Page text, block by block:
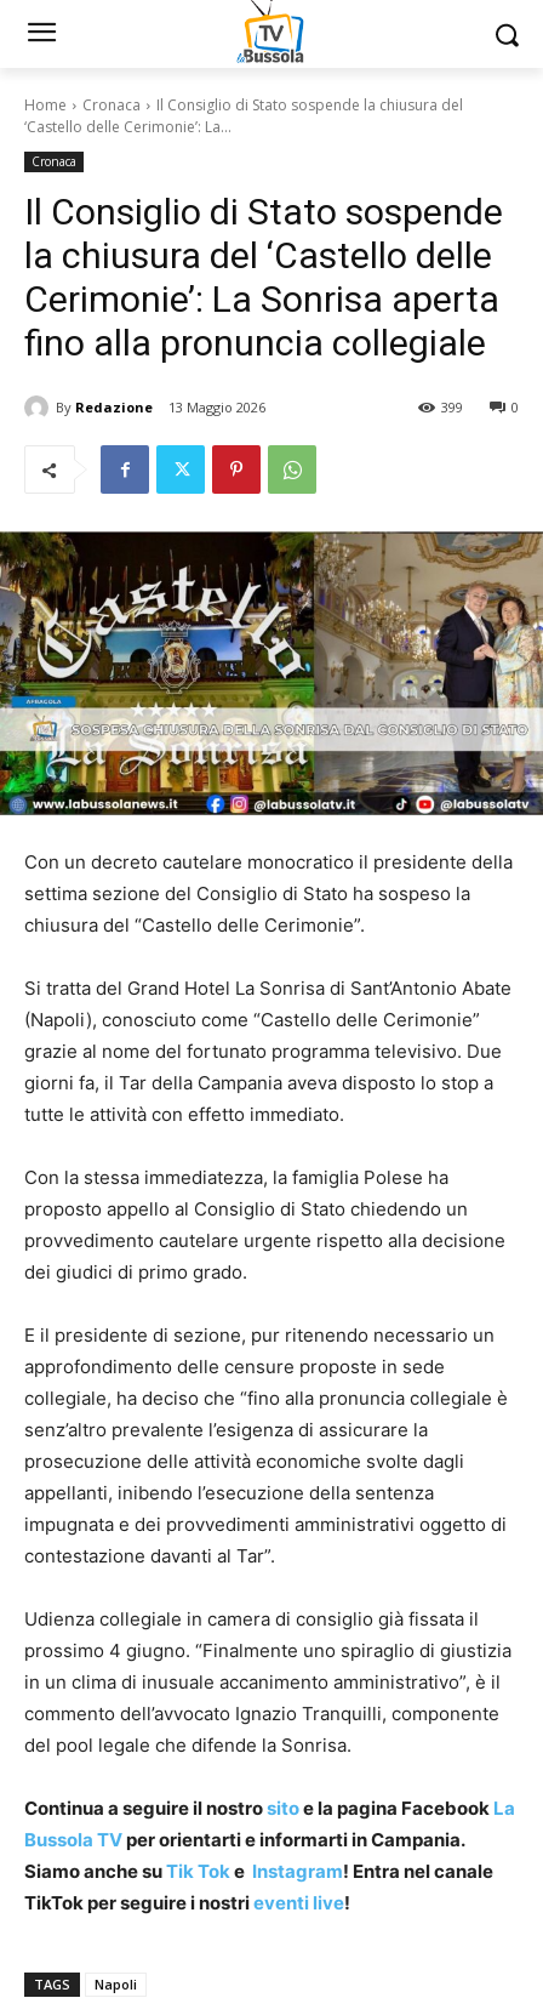
Home Cronaca
Il Consiglio di Stato sospende la chiusura del
‘Castello delle Cerimonie’: La...
Cronaca
Il Consiglio di Stato sospende
la chiusura del ‘Castello delle
Cerimonie’: La Sonrisa aperta
fino alla pronuncia collegiale
By Redazione 13 Maggio 2026 0
399
Con un decreto cautelare monocratico il presidente della
settima sezione del Consiglio di Stato ha sospeso la
chiusura del “Castello delle Cerimonie”.
Si tratta del Grand Hotel La Sonrisa di Sant’Antonio Abate
(Napoli), conosciuto come “Castello delle Cerimonie”
grazie al nome del fortunato programma televisivo. Due
giorni fa, il Tar della Campania aveva disposto lo stop a
tutte le attività con effetto immediato.
Con la stessa immediatezza, la famiglia Polese ha
proposto appello al Consiglio di Stato chiedendo un
provvedimento cautelare urgente rispetto alla decisione
dei giudici di primo grado.
E il presidente di sezione, pur ritenendo necessario un
approfondimento delle censure proposte in sede
collegiale, ha deciso che “fino alla pronuncia collegiale è
senz’altro prevalente l’esigenza di assicurare la
prosecuzione delle attività economiche svolte dagli
appellanti, inibendo l’esecuzione della sentenza
impugnata e dei provvedimenti amministrativi oggetto di
contestazione davanti al Tar”.
Udienza collegiale in camera di consiglio già fissata il
prossimo 4 giugno. “Finalmente uno spiraglio di giustizia
in un clima di inusuale accanimento amministrativo”, è il
commento dell’avvocato Ignazio Tranquilli, componente
del pool legale che difende la Sonrisa.
Continua a seguire il nostrositoe la pagina Facebook La
Bussola TVper orientarti e informarti in Campania.
Siamo anche suTik Toke Instagram! Entra nel canale
TikTok per seguire i nostrieventi live!
TAGS Napoli